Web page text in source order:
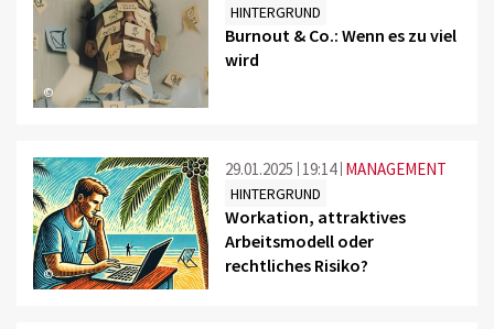
©
HINTERGRUND
Burnout & Co.: Wenn es zu viel
wird
©
29.01.2025 19:14 MANAGEMENT
HINTERGRUND
Workation, attraktives
Arbeitsmodell oder
rechtliches Risiko?